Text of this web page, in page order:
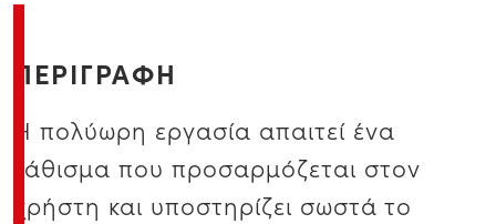
ΠΕΡΙΓΡΑΦΗ
Η πολύωρη εργασία απαιτεί ένα
κάθισμα που προσαρμόζεται στον
χρήστη και υποστηρίζει σωστά το